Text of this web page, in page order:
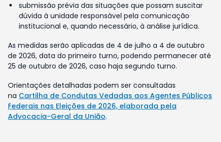
submissão prévia das situações que possam suscitar
dúvida à unidade responsável pela comunicação
institucional e, quando necessário, à análise jurídica.
As medidas serão aplicadas de 4 de julho a 4 de outubro
de 2026, data do primeiro turno, podendo permanecer até
25 de outubro de 2026, caso haja segundo turno.
Orientações detalhadas podem ser consultadas
na Cartilha de Condutas Vedadas aos Agentes Públicos
Federais nas Eleições de 2026, elaborada pela
Advocacia-Geral da União.